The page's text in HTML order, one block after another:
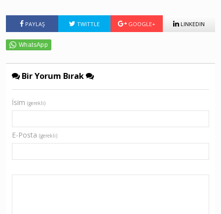
PAYLAŞ TWITTLE GOOGLE+ LINKEDIN
Bir Yorum Bırak
İsim (gerekli)
E-Posta (gerekli)